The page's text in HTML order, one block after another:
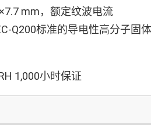
mm，额定纹波电流
Q200标准的导电性高分子固体
1,000小时保证